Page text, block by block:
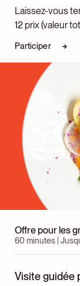
Gestion des
Camille
Heather
d’archives et
Josianne
collections
Lorie-Anne
collections
Laura Dumitriu,
Anne-
numérique,
Maria-Luisa
citoyenne et
Elysa
éducative,
Leïla Afriat,
L’équipe de
Laissez-vous
12 prix (valeur
Participer
Offre pour les
60 minutes |
Visite guidée